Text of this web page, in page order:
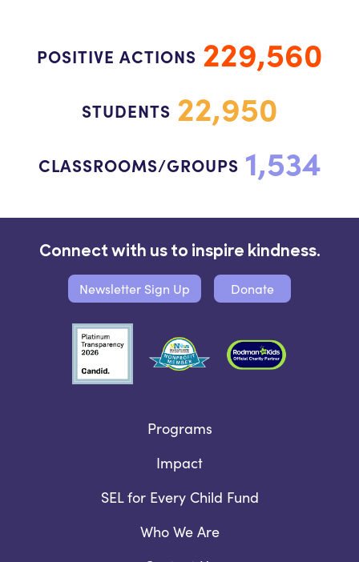
POSITIVE ACTIONS 229,560
STUDENTS 22,950
CLASSROOMS/GROUPS 1,534
Programs
Impact
SEL for Every Child Fund
Who We Are
Connect with us to inspire kindness.
Newsletter Sign Up Donate